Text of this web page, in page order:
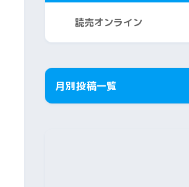
読売オンライン
月別投稿一覧